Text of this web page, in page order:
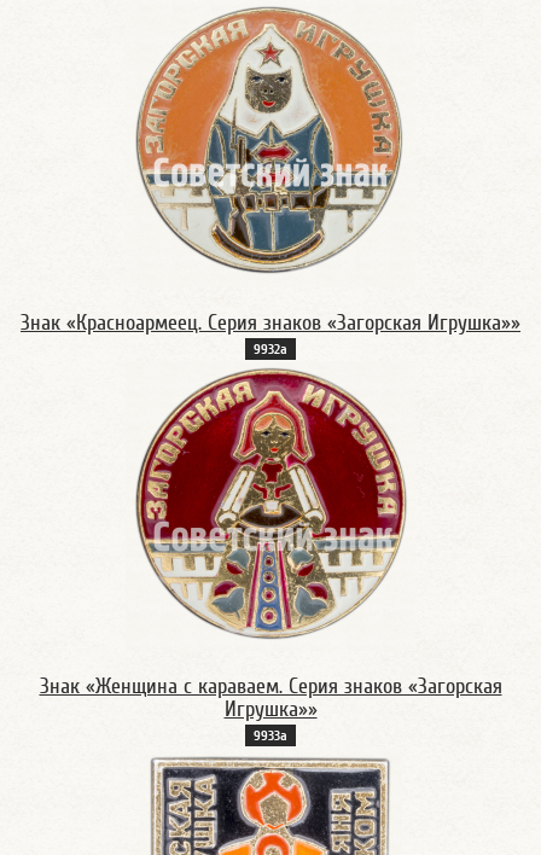
Знак «Красноармеец. Серия знаков «Загорская Игрушка»»
9932а
Знак «Женщина с караваем. Серия знаков «Загорская
Игрушка»»
9933а